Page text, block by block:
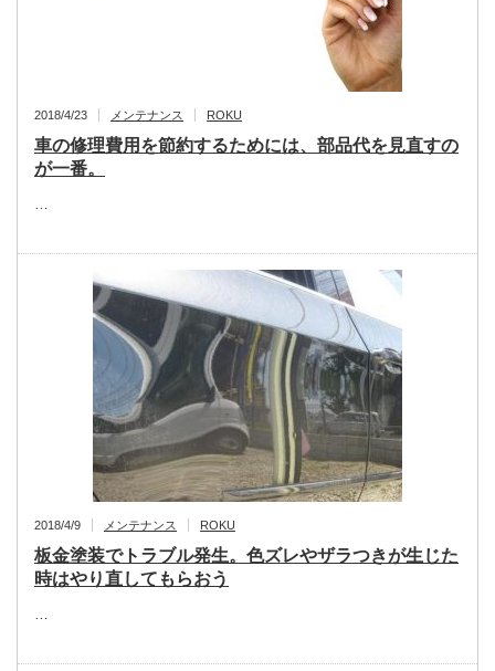
2018/4/23 メンテナンス ROKU
車の修理費用を節約するためには、部品代を見直すの
が一番。
2018/4/9 メンテナンス ROKU
板金塗装でトラブル発生。色ズレやザラつきが生じた
時はやり直してもらおう